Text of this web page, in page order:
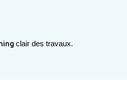
clair des travaux.